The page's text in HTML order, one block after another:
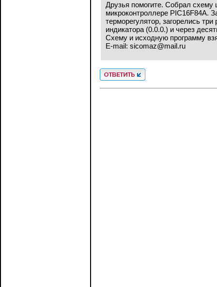
Друзья помогите. Собрал схему
микроконтроллере PIC16F84A.
терморегулятор, загорелись
индикатора (0.0.0.) и через
Схему и исходную программу
E-mail: sicomaz@mail.ru